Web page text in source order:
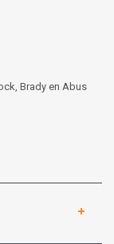
Brady en Abus